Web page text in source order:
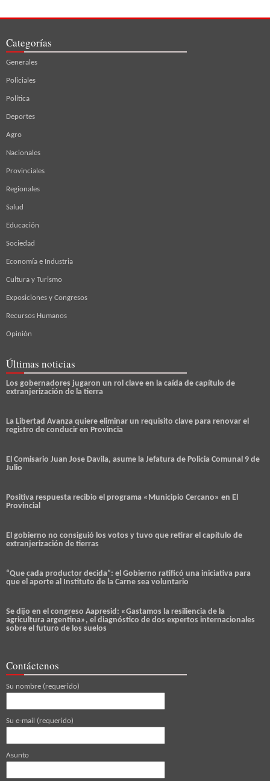
Categorías
Generales
Policiales
Política
Deportes
Agro
Nacionales
Provinciales
Regionales
Salud
Educación
Sociedad
Economía e Industria
Cultura y Turismo
Exposiciones y Congresos
Recursos Humanos
Opinión
Últimas noticias
Los gobernadores jugaron un rol clave en la caída de capítulo de
extranjerización de la tierra
La Libertad Avanza quiere eliminar un requisito clave para renovar el
registro de conducir en Provincia
El Comisario Juan Jose Davila, asume la Jefatura de Policia Comunal 9 de
Julio
Positiva respuesta recibio el programa «Municipio Cercano» en El
Provincial
El gobierno no consiguió los votos y tuvo que retirar el capítulo de
extranjerización de tierras
“Que cada productor decida”: el Gobierno ratificó una iniciativa para
que el aporte al Instituto de la Carne sea voluntario
Se dijo en el congreso Aapresid: «Gastamos la resiliencia de la
agricultura argentina», el diagnóstico de dos expertos internacionales
sobre el futuro de los suelos
Contáctenos
Su nombre (requerido)
Su e-mail (requerido)
Asunto